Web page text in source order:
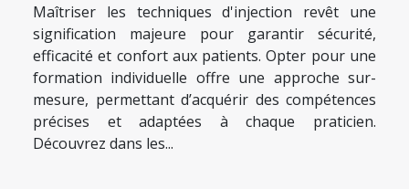
Maîtriser les techniques d'injection revêt une
signification majeure pour garantir sécurité,
efficacité et confort aux patients. Opter pour une
formation individuelle offre une approche sur-
mesure, permettant d’acquérir des compétences
précises et adaptées à chaque praticien.
Découvrez dans les...